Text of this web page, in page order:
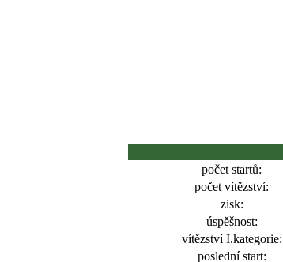
počet startů:
počet vítězství:
zisk:
úspěšnost:
vítězství I.kategorie:
poslední start: